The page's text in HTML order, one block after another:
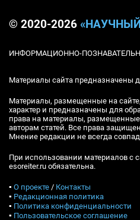
© 2020-2026
ИНФОРМАЦИОННО-
Материалы сайта предназначены
Материалы, размещенные на
характер и предназначены для
права на материалы,
авторам статей. Все права
Мнение редакции не всегда
При использовании материалов с
esoreiter.ru обязательна.
▪ О проекте / Контакты
▪ Редакционная политика
▪ Политика конфиденциальности
▪ Пользовательское соглашение